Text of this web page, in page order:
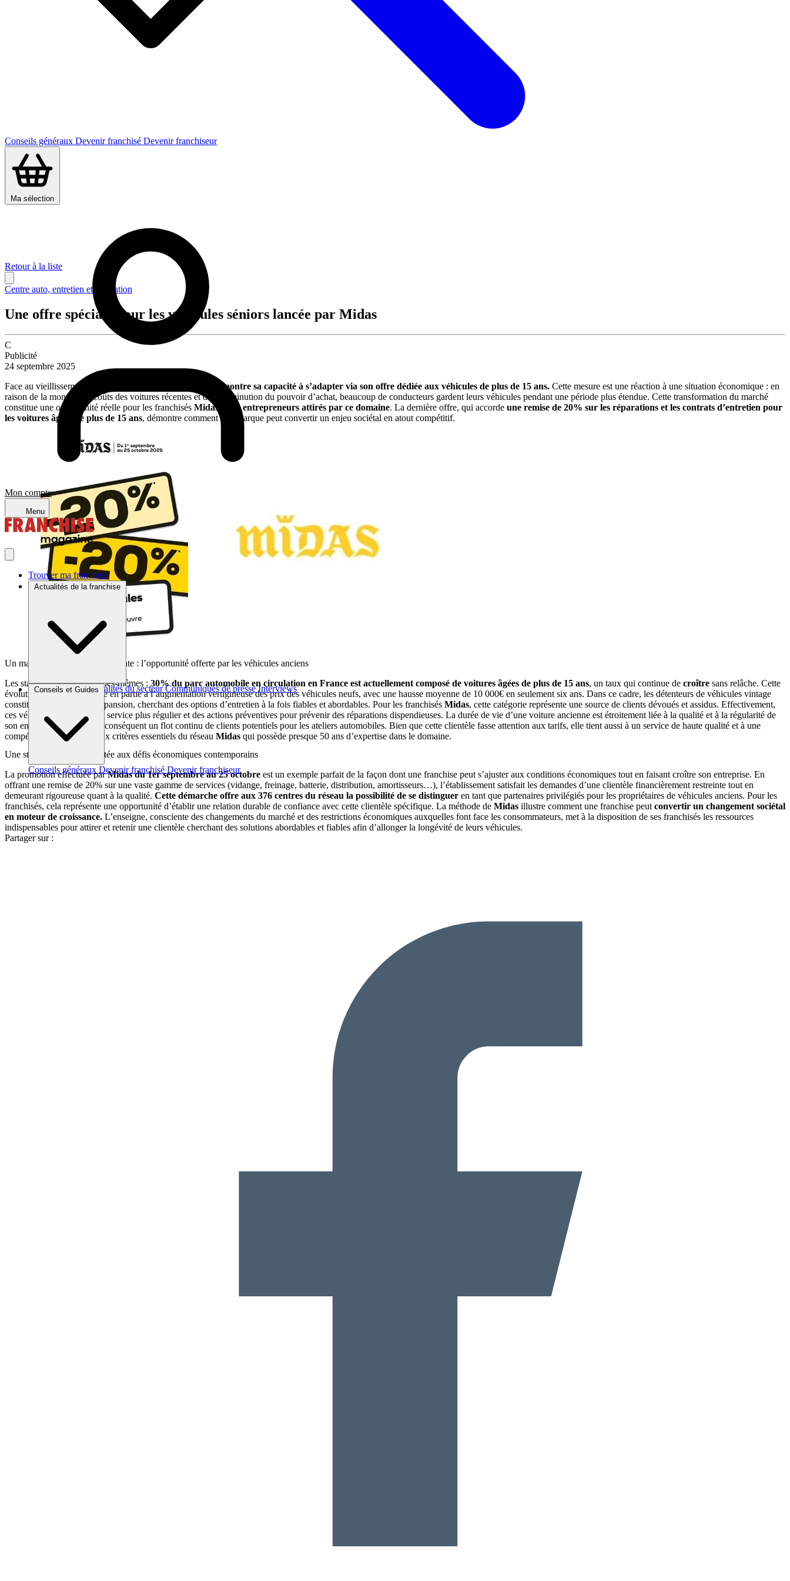
Conseils généraux Devenir franchisé Devenir franchiseur
Ma sélection
Mon compte
Menu
Trouver ma franchise
Actualités de la franchise
Brèves et actus Actualités du secteur Communiqués de presse Interviews
Conseils et Guides
Conseils généraux Devenir franchisé Devenir franchiseur
Retour à la liste
Centre auto, entretien et réparation
Une offre spéciale pour les véhicules séniors lancée par Midas
C
Publicité
24 septembre 2025
Face au vieillissement du parc automobile français,
montre sa capacité à s’adapter via son offre dédiée aux véhicules de plus de 15 ans. Cette mesure est une réaction à une situation économique : en
raison de la montée des coûts des voitures récentes et de la diminution du pouvoir d’achat, beaucoup de conducteurs gardent leurs véhicules pendant une période plus étendue. Cette transformation du marché
constitue une opportunité réelle pour les franchisés Midas et les entrepreneurs attirés par ce domaine. La dernière offre, qui accorde une remise de 20% sur les réparations et les contrats d’entretien pour
les voitures âgées de plus de 15 ans, démontre comment une marque peut convertir un enjeu sociétal en atout compétitif.
Un marché en expansion constante : l’opportunité offerte par les véhicules anciens
Les statistiques parlent d’elles-mêmes : 30% du parc automobile en circulation en France est actuellement composé de voitures âgées de plus de 15 ans, un taux qui continue de croître sans relâche. Cette
évolution peut être attribuée en partie à l’augmentation vertigineuse des prix des véhicules neufs, avec une hausse moyenne de 10 000€ en seulement six ans. Dans ce cadre, les détenteurs de véhicules vintage
constituent un public en expansion, cherchant des options d’entretien à la fois fiables et abordables. Pour les franchisés Midas, cette catégorie représente une source de clients dévoués et assidus. Effectivement,
ces véhicules requièrent un service plus régulier et des actions préventives pour prévenir des réparations dispendieuses. La durée de vie d’une voiture ancienne est étroitement liée à la qualité et à la régularité de
son entretien, générant par conséquent un flot continu de clients potentiels pour les ateliers automobiles. Bien que cette clientèle fasse attention aux tarifs, elle tient aussi à un service de haute qualité et à une
compétence technique, deux critères essentiels du réseau Midas qui possède presque 50 ans d’expertise dans le domaine.
Une stratégie de vente ajustée aux défis économiques contemporains
La promotion effectuée parMidas du 1er septembre au 25 octobre est un exemple parfait de la façon dont une franchise peut s’ajuster aux conditions économiques tout en faisant croître son entreprise. En
offrant une remise de 20% sur une vaste gamme de services (vidange, freinage, batterie, distribution, amortisseurs…), l’établissement satisfait les demandes d’une clientèle financièrement restreinte tout en
demeurant rigoureuse quant à la qualité. Cette démarche offre aux 376 centres du réseau la possibilité de se distinguer en tant que partenaires privilégiés pour les propriétaires de véhicules anciens. Pour les
franchisés, cela représente une opportunité d’établir une relation durable de confiance avec cette clientèle spécifique. La méthode de Midas illustre comment une franchise peut convertir un changement sociétal
en moteur de croissance. L’enseigne, consciente des changements du marché et des restrictions économiques auxquelles font face les consommateurs, met à la disposition de ses franchisés les ressources
indispensables pour attirer et retenir une clientèle cherchant des solutions abordables et fiables afin d’allonger la longévité de leurs véhicules.
Partager sur :